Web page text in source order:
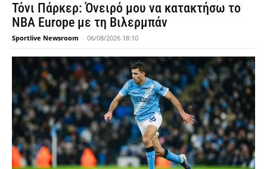
Τόνι Πάρκερ: Όνειρό μου να κατακτήσω το
NBA Europe με τη Βιλερμπάν
Sportlive Newsroom - 06/08/2026 18:10